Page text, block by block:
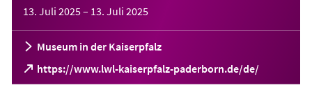
13. Juli 2025– 13. Juli 2025
Museum in der Kaiserpfalz
https://www.lwl-kaiserpfalz-paderborn.de/de/
(Öffnet
in